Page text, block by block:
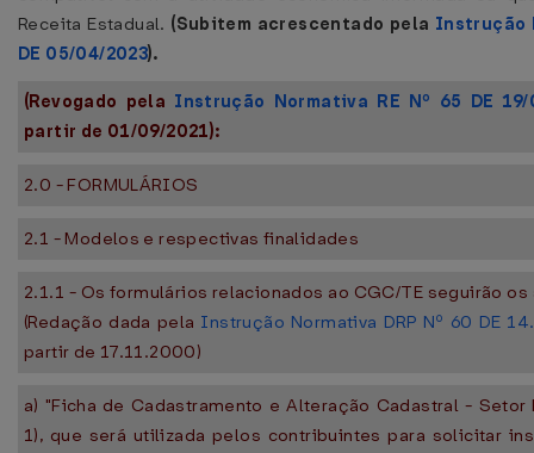
Receita Estadual. (Subitem acrescentado pela Instrução
DE 05/04/2023).
(Revogado pela Instrução Normativa RE Nº 65 DE 19/
partir de 01/09/2021):
2.0 - FORMULÁRIOS
2.1 - Modelos e respectivas finalidades
2.1.1 - Os formulários relacionados ao CGC/TE seguirão
(Redação dada pela Instrução Normativa DRP Nº 60 DE
partir de 17.11.2000)
a) "Ficha de Cadastramento e Alteração Cadastral - Setor
1), que será utilizada pelos contribuintes para solicitar